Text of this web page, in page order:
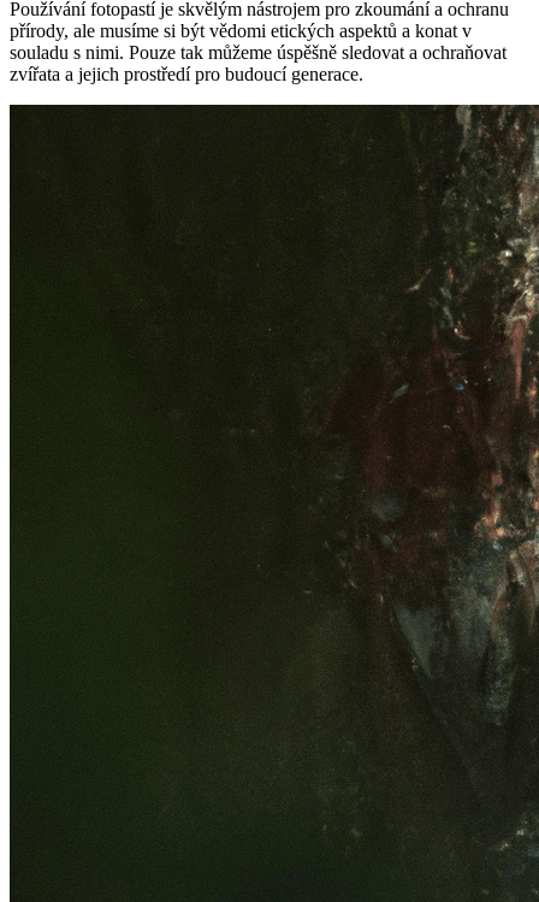
Používání fotopastí je skvělým nástrojem pro zkoumání a ochranu
přírody, ale musíme si být vědomi etických aspektů a konat v
souladu s nimi. Pouze tak můžeme úspěšně sledovat a ochraňovat
zvířata a jejich prostředí pro budoucí generace.